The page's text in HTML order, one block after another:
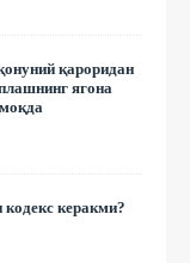
қароридан
ягона
керакми?